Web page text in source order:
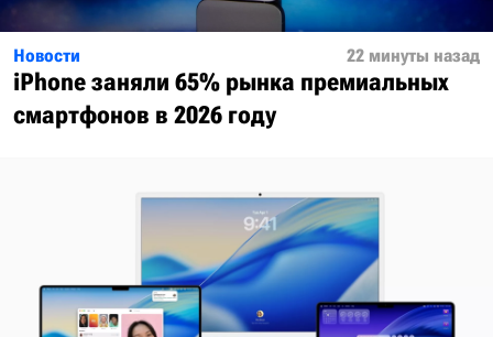
Новости 22 минуты назад
iPhone заняли 65% рынка премиальных
смартфонов в 2026 году